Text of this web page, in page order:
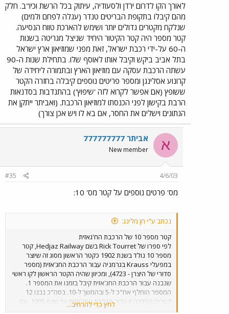
לאורך הקו לדרום ירדן ולסעודיה, עיתוק בכל הרשת וכיו"ב. חלק
מהם קיבלו בתקופת הבריטים טנדר (עגלה לפחם ולמים)
שנלקח מקטרים גדולים יותר ושימש להארכת טווח הנסיעה.
קטר מספר היה קטר הקיטור היחיד שניצל מגריטה בשנות
ה-60 על-ידי רכבת ישראל, זאת מפני שמוזיאון ארץ ישראל
בתל אביב ביקש וקיבל אותו לאוסף שלו. בתחילת שנות ה-90
עשתה הרכבת עסקה עם מוזיאון הארץ ובתמורה ליחידה של
קרונוע אסלינגן ומספר פריטים נוספים קיבלה בחזרה הקטר
ששופץ (אם אפשר לקרוא לזה 'שיפוץ') בהתנדבות בסדנאות
הרבת בקישון לפני הכנסתו למוזיאון הרכבת. (ואביתר ייתקן את
הנתונים וישלים את החסר, אם בא לו ויש אכן צורך)
א אביתר 777777777
New member
4/6/03
#35
מס' פרטים נוספים על קטר מס' 10:
נכתב ע"י חן מלינג:
קטר מספר 10 של הרכבת הח'גאזית
לפי ספרו של Rick Tourret בשם Hedjaz Railway, קטר
מספר 10 נולד בשנת 1902 כקטר הראשון מסוג זה שיוצר
במפעלי Krauss בגרמניה עבור הרכבת החג'אזית (מספר
סדורי של היצרן - 4723), ומכיוון שהיה הקטר הראשון לקו ראשי
שנבנה עבור הרכבת החג'אזית קיבל בזמנו את המספר 1.
המספר הוחלף אח"כ ל-5 ובהמשך ל-10. בסה"כ נבנו 12
קטרים מסדרה זו עבור הרכבת החג'אזית עד שנת 1905, עם
לחץ כדי להרחיב...